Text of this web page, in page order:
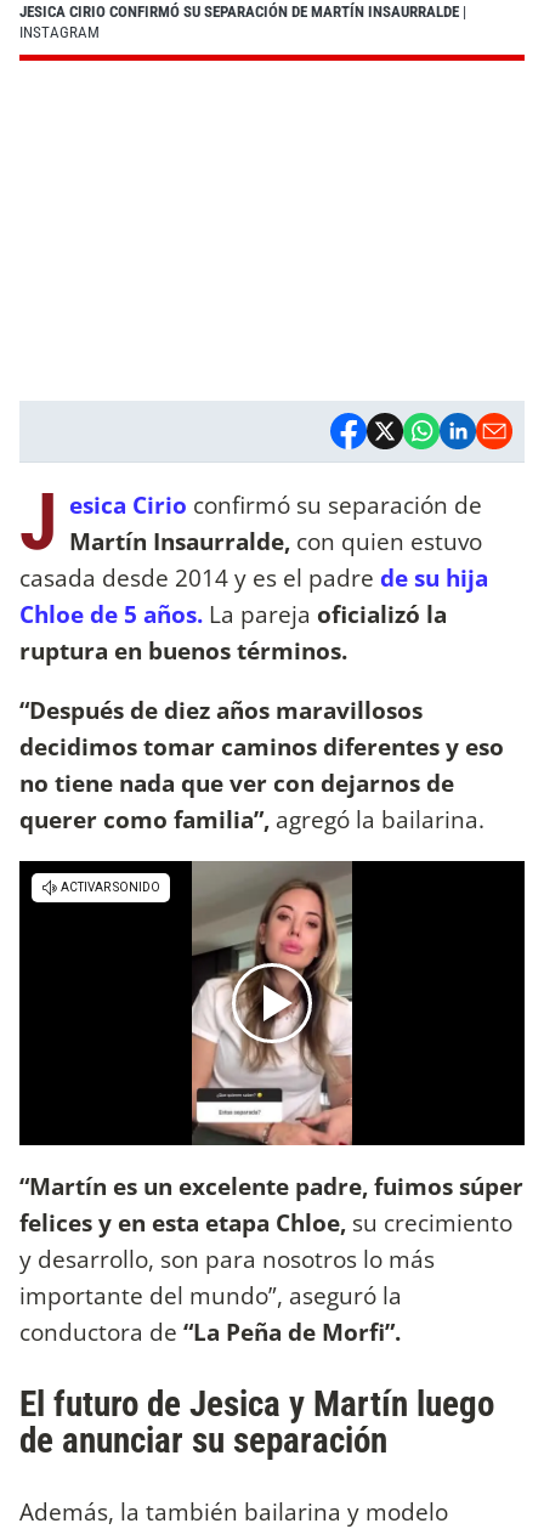
JESICA CIRIO CONFIRMÓ SU SEPARACIÓN DE MARTÍN INSAURRALDE |
INSTAGRAM
J esica Cirio confirmó su separación de
Martín Insaurralde, con quien estuvo
casada desde 2014 y es el padre de su hija
Chloe de 5 años. La pareja oficializó la
ruptura en buenos términos.
“Después de diez años maravillosos
decidimos tomar caminos diferentes y eso
no tiene nada que ver con dejarnos de
querer como familia”, agregó la bailarina.
“Martín es un excelente padre, fuimos súper
felices y en esta etapa Chloe, su crecimiento
y desarrollo, son para nosotros lo más
importante del mundo”, aseguró la
conductora de “La Peña de Morfi”.
El futuro de Jesica y Martín luego
de anunciar su separación
Además, la también bailarina y modelo